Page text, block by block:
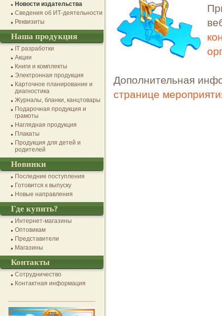
Дополнительная
странице
Новости издательства
Сведения об ИТ-деятельности
Реквизиты
Наша продукция
IT разработки
Акции
Книги и комплекты
Электронная продукция
Карточное планирование и
диагностика
Журналы, бланки, канцтовары
Подарочная продукция и
грамоты
Наглядная продукция
Плакаты
Продукция для детей и
родителей
Новинки
Последние поступления
Готовится к выпуску
Новые направления
Где купить?
Интернет-магазины
Оптовикам
Представители
Магазины
Контакты
Сотрудничество
Контактная информация